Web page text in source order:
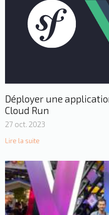
Déployer une
Cloud Run
27 oct. 2023
Lire la suite